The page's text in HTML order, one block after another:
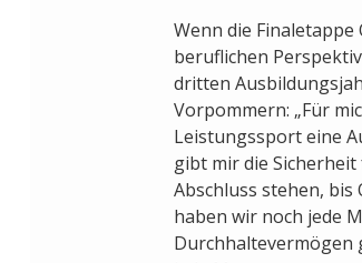
Wenn die
beruflichen
dritten
Vorpommern: „Für
Leistungssport eine
gibt mir die
Abschluss stehen, bis
haben wir noch jede
Durchhaltevermögen